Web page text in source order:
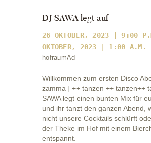
DJ SAWA legt auf
26 OKTOBER, 2023 | 9:00
OKTOBER, 2023 | 1:00 A.M.
hofraumAd
Willkommen zum ersten Disco
zamma ] ++ tanzen ++ tanzen++
SAWA legt einen bunten Mix für
und ihr tanzt den ganzen Abend,
nicht unsere Cocktails schlürft
der Theke im Hof mit einem
entspannt.